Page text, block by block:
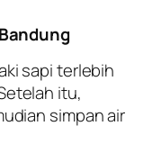
sapi terlebih
itu,
simpan air